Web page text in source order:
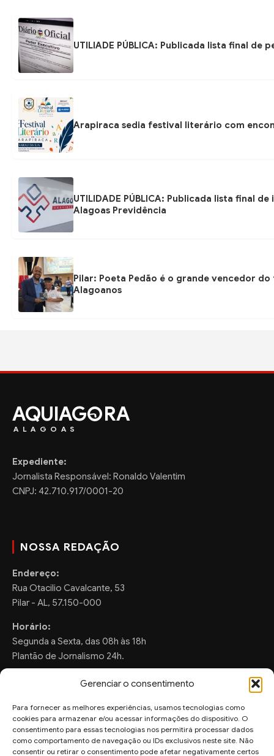
Gerenciar o consentimento
Para fornecer as melhores experiências, usamos tecnologias como
cookies para armazenar e/ou acessar informações do dispositivo. O
consentimento para essas tecnologias nos permitirá processar dados
como comportamento de navegação ou IDs exclusivos neste site. Não
consentir ou retirar o consentimento pode afetar negativamente certos
UTILIADE PÚBLICA: Publicada lista final
Arapiraca sedia festival literário com
UTILIDADE PÚBLICA: Publicada lista final
Alagoas Previdência
Pilar: Poeta Pedão é o grande vencedor
Alagoanos
AQUIAG RA
ALAGOAS
Expediente:
Jornalista Responsável: Ronaldo Valentim
CNPJ: 42.710.917/0001-20
NOSSA REDAÇÃO
Endereço:
Rua Otacilio Cavalcante, 53
Pilar - AL, 57.150-000
Horário:
Segunda a Sexta, das 08h às 18h
Plantão de Jornalismo 24h.
FALE CONOSCO
Sugestões de Pauta:
ronaldo.valentim150@gmail.com